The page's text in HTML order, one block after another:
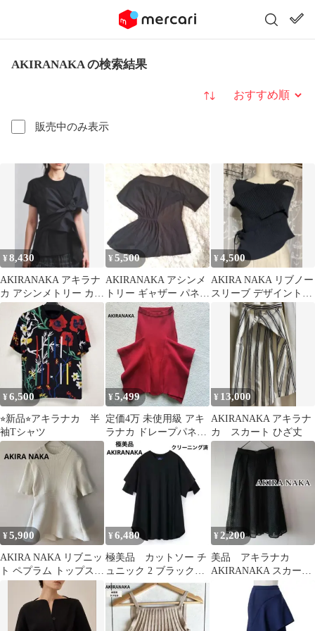
AKIRANAKA の検索結果
販売中のみ表示
並び替え
¥8,430
AKIRANAKA アキラナ
カ アシンメトリー カッ
トソー ドレープ ノット
¥ 5,500
AKIRANAKA アシンメ
トリー ギャザー パネル
プルオーバー 黒
¥4,500
AKIRA NAKA リブノー
スリーブ デザイントッ
プス
¥6,500
⭐︎新品⭐︎アキラナカ 半
袖Tシャツ
¥5,499
定価4万 未使用級 アキ
ラナカ ドレープパネル
リブスカート デザイナ
ーズ 赤
¥ 13,000
AKIRANAKA アキラナ
カ スカート ひざ丈
¥5,900
AKIRA NAKA リブニッ
ト ペプラム トップス
クルーネック 五分袖 白
¥ 6,480
極美品 カットソー チ
ュニック 2 ブラック
AKIRANAKA Tシャツ
¥2,200
美品 アキラナカ
AKIRANAKA スカート
メッシュ Austyn SK